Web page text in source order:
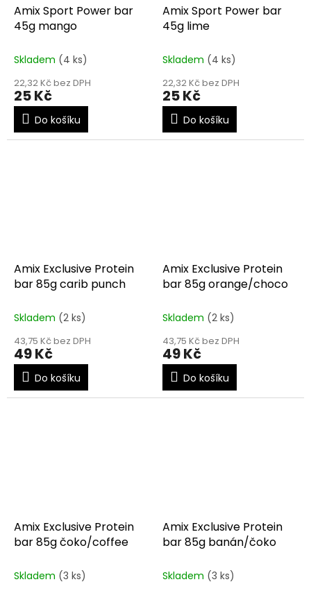
Amix Sport Power bar
45g mango
Skladem (4 ks)
22,32 Kč bez DPH
25 Kč
Do košíku
Amix Sport Power bar
45g lime
Skladem (4 ks)
22,32 Kč bez DPH
25 Kč
Do košíku
Amix Exclusive Protein
bar 85g carib punch
Skladem (2 ks)
43,75 Kč bez DPH
49 Kč
Do košíku
Amix Exclusive Protein
bar 85g orange/choco
Skladem (2 ks)
43,75 Kč bez DPH
49 Kč
Do košíku
Amix Exclusive Protein
bar 85g čoko/coffee
Skladem (3 ks)
Amix Exclusive Protein
bar 85g banán/čoko
Skladem (3 ks)